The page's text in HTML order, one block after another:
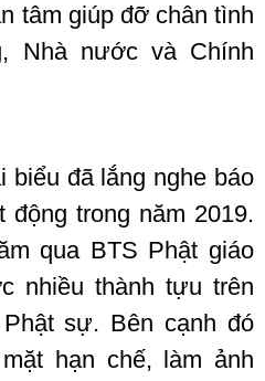
tâm giúp đỡ chân tình
Nhà nước và Chính
biểu đã lắng nghe báo
động trong năm 2019.
qua BTS Phật giáo
nhiều thành tựu trên
sự. Bên cạnh đó
hạn chế, làm ảnh